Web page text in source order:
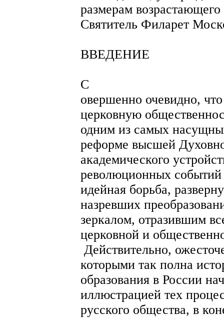
размерам
Святитель Филарет
ВВЕДЕНИЕ
С
овершенно очевидно,
церковную
одним из самых
реформе высшей
академического
революционных событий
идейная борьба,
назревших
зеркалом, отразившим
церковной и
Действительно,
которыми так полна
образования в России
иллюстрацией тех
русского общества, в